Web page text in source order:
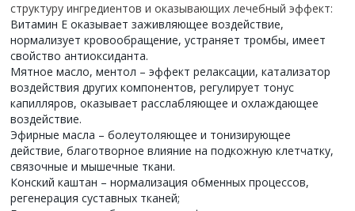
структуру ингредиентов и оказывающих лечебный эффект:
Витамин Е оказывает заживляющее воздействие,
нормализует кровообращение, устраняет тромбы, имеет
свойство антиоксиданта.
Мятное масло, ментол – эффект релаксации, катализатор
воздействия других компонентов, регулирует тонус
капилляров, оказывает расслабляющее и охлаждающее
воздействие.
Эфирные масла – болеутоляющее и тонизирующее
действие, благотворное влияние на подкожную клетчатку,
связочные и мышечные ткани.
Конский каштан – нормализация обменных процессов,
регенерация суставных тканей;